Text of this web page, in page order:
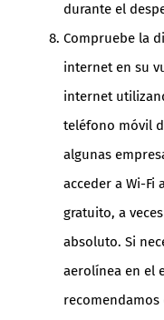
durante el
Compruebe la
internet en su
internet
teléfono móvil
algunas
acceder a Wi-Fi
gratuito, a
absoluto. Si
aerolínea en el